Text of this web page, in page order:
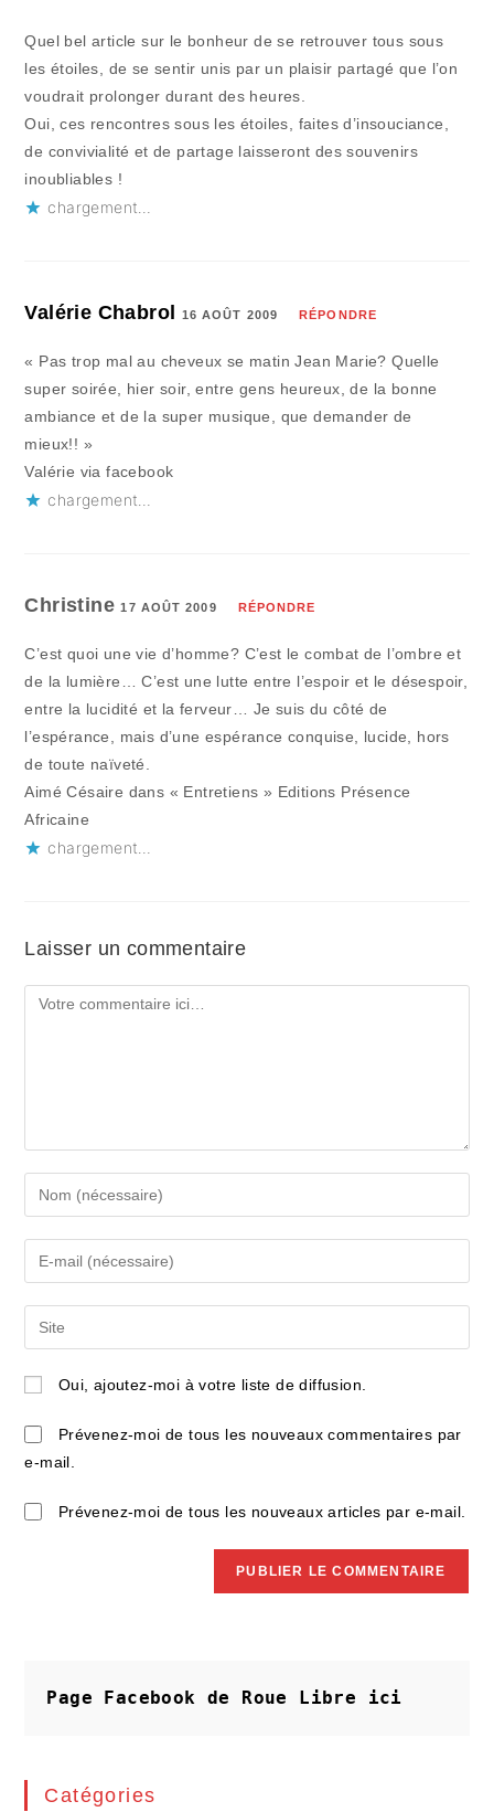
Quel bel article sur le bonheur de se retrouver tous sous
les étoiles, de se sentir unis par un plaisir partagé que l’on
voudrait prolonger durant des heures.
Oui, ces rencontres sous les étoiles, faites d’insouciance,
de convivialité et de partage laisseront des souvenirs
inoubliables !
chargement…
Valérie Chabrol 16 AOÛT 2009 RÉPONDRE
« Pas trop mal au cheveux se matin Jean Marie? Quelle
super soirée, hier soir, entre gens heureux, de la bonne
ambiance et de la super musique, que demander de
mieux!! »
Valérie via facebook
chargement…
Christine17 AOÛT 2009 RÉPONDRE
C’est quoi une vie d’homme? C’est le combat de l’ombre et
de la lumière… C’est une lutte entre l’espoir et le désespoir,
entre la lucidité et la ferveur… Je suis du côté de
l’espérance, mais d’une espérance conquise, lucide, hors
de toute naïveté.
Aimé Césaire dans « Entretiens » Editions Présence
Africaine
chargement…
Laisser un commentaire
Comment
your
name
comment
your
email
address
comment
l’URL
de
site
(facultatif)
Oui, ajoutez-moi à votre liste de diffusion.
Prévenez-moi de tous les nouveaux commentaires par
e-mail.
Prévenez-moi de tous les nouveaux articles par e-mail.
Page Facebook de Roue Libre ici
Catégories